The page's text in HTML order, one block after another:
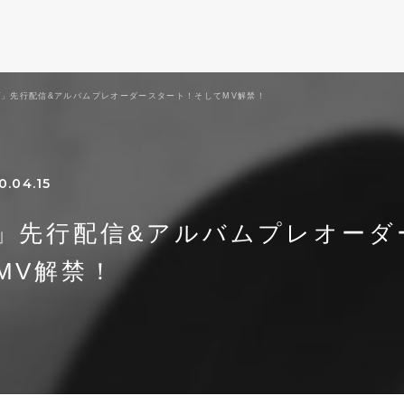
」先行配信&アルバムプレオーダースタート！そしてMV解禁！
先行配信&アルバムプレオー
解禁！